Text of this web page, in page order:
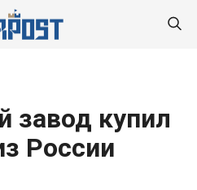
завод купил
России